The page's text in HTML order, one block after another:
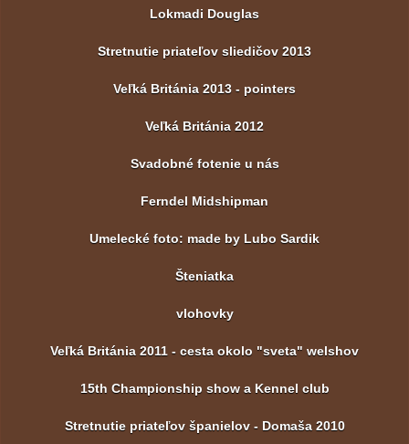
Lokmadi Douglas
Stretnutie priateľov sliedičov 2013
Veľká Británia 2013 - pointers
Veľká Británia 2012
Svadobné fotenie u nás
Ferndel Midshipman
Umelecké foto: made by Lubo Sardik
Šteniatka
vlohovky
Veľká Británia 2011 - cesta okolo "sveta" welshov
15th Championship show a Kennel club
Stretnutie priateľov španielov - Domaša 2010